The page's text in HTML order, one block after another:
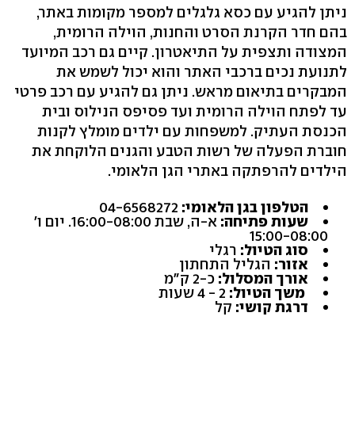
ניתן להגיע עם כסא גלגלים למספר מקומות באתר,
בהם חדר הקרנת הסרט והחנות, הוילה הרומית,
המצודה ותצפית על התיאטרון. קיים גם רכב המיועד
לתנועת נכים ברכבי האתר והוא יכול לשמש את
המבקרים בתיאום מראש. ניתן גם להגיע עם רכב פרטי
עד לפתח הוילה הרומית ועד פסיפס הנילוס ובית
הכנסת העתיק. למשפחות עם ילדים מומלץ לקנות
חוברת הפעלה של רשות הטבע והגנים הלוקחת את
הילדים להרפתקה באתרי הגן הלאומי.
הטלפון בגן הלאומי:
שעות פתיחה: א-ה, שבת 16:00-08:00. יום ו'
15:00-08:00
סוג הטיול: רגלי
אזור: הגליל התחתון
אורך המסלול: כ-2 ק"מ
משך הטיול:
דרגת קושי: קל